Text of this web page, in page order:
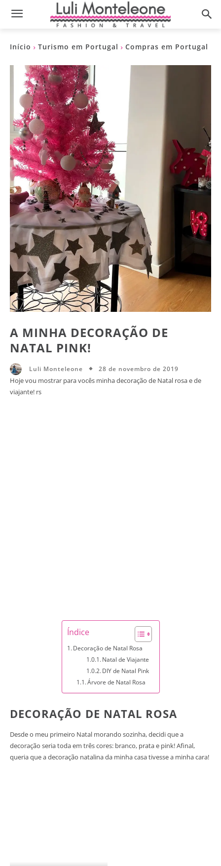
Início Turismo em Portugal Compras em Portugal
A MINHA DECORAÇÃO DE
NATAL PINK!
Luli Monteleone 28 de novembro de 2019
Hoje vou mostrar para vocês minha decoração de Natal rosa e de
viajante! rs
Índice
Decoração de Natal Rosa
Natal de Viajante
DIY de Natal Pink
Árvore de Natal Rosa
DECORAÇÃO DE NATAL ROSA
Desde o meu primeiro Natal morando sozinha, decidi que a
decoração seria toda em três cores: branco, prata e pink! Afinal,
queria que a decoração natalina da minha casa tivesse a minha cara!